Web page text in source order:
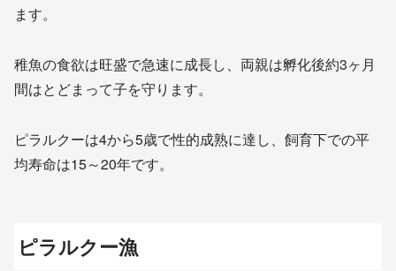
ます。
稚魚の食欲は旺盛で急速に成長し、両親は孵化後約3ヶ月
間はとどまって子を守ります。
ピラルクーは4から5歳で性的成熟に達し、飼育下での平
均寿命は15～20年です。
ピラルクー漁